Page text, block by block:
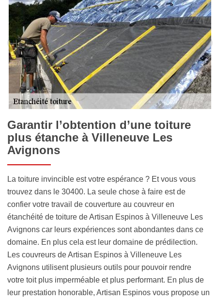
Garantir l’obtention d’une toiture
plus étanche à Villeneuve Les
Avignons
La toiture invincible est votre espérance ? Et vous vous
trouvez dans le 30400. La seule chose à faire est de
confier votre travail de couverture au couvreur en
étanchéité de toiture de Artisan Espinos à Villeneuve Les
Avignons car leurs expériences sont abondantes dans ce
domaine. En plus cela est leur domaine de prédilection.
Les couvreurs de Artisan Espinos à Villeneuve Les
Avignons utilisent plusieurs outils pour pouvoir rendre
votre toit plus imperméable et plus performant. En plus de
leur prestation honorable, Artisan Espinos vous propose un